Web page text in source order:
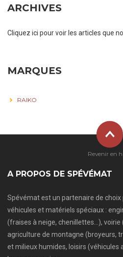
ARCHIVES
Cliquez ici pour voir les articles que
MARQUES
RAIKO
A PROPOS DE SPÉVÉMAT
Spévémat est un partenaire de choix
véhicules et matériels spéciaux :
(fraises à neige, chenillettes…),
agriculture de montagne (broyeurs,
et milieux humides, loisirs (véhicules
Revenir en